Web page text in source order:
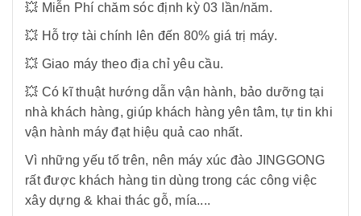
💥 Miễn Phí chăm sóc định kỳ 03 lần/năm.
💥 Hỗ trợ tài chính lên đến 80% giá trị máy.
💥 Giao máy theo địa chỉ yêu cầu.
💥 Có kĩ thuật hướng dẫn vận hành, bảo dưỡng tại
nhà khách hàng, giúp khách hàng yên tâm, tự tin khi
vận hành máy đạt hiệu quả cao nhất.
Vì những yếu tố trên, nên máy xúc đào JINGGONG
rất được khách hàng tin dùng trong các công việc
xây dựng & khai thác gỗ, mía....